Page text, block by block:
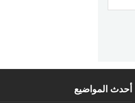
أحدث المواضيع